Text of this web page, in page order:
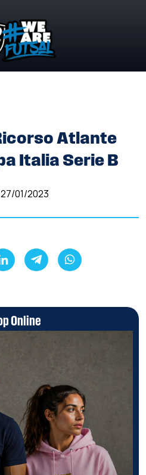
Atlante
Italia Serie B
27/01/2023
Online